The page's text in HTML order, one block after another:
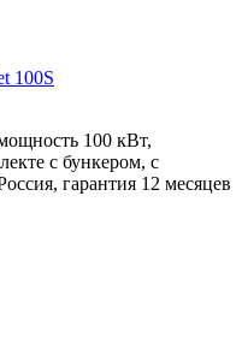
100 кВт,
с бункером, с
гарантия 12 месяцев